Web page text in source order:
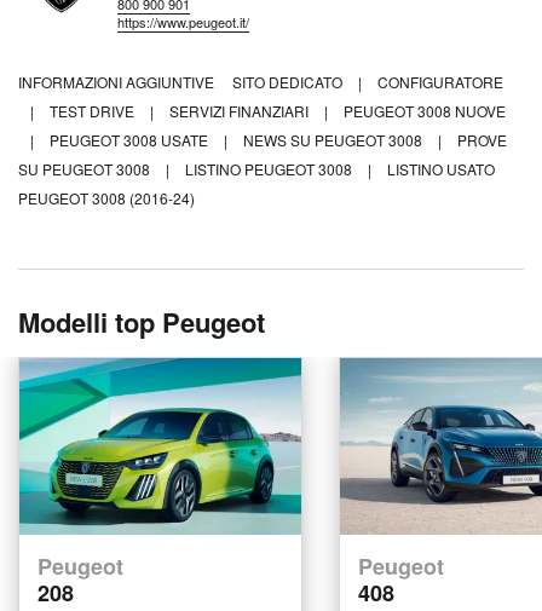
800 900 901
https://www.peugeot.it/
INFORMAZIONI AGGIUNTIVE SITO DEDICATO |
CONFIGURATORE
|
TEST DRIVE | SERVIZI FINANZIARI |
PEUGEOT 3008 NUOVE
|
PEUGEOT 3008 USATE | NEWS SU PEUGEOT 3008 |
PROVE
SU PEUGEOT 3008
| LISTINO PEUGEOT 3008 |
LISTINO USATO
PEUGEOT 3008 (2016-24)
Modelli top Peugeot
Peugeot
208
Peugeot
408